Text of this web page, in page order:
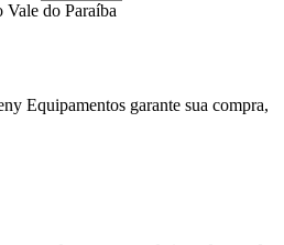
Vale do Paraíba
Equipamentos garante sua compra,